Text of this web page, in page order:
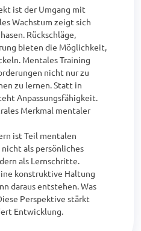
ist der Umgang mit
Wachstum zeigt sich
Rückschläge,
bieten die Möglichkeit,
Mentales Training
nicht nur zu
zu lernen. Statt in
Anpassungsfähigkeit.
Merkmal mentaler
ist Teil mentalen
als persönliches
als Lernschritte.
konstruktive Haltung
daraus entstehen. Was
Perspektive stärkt
Entwicklung.